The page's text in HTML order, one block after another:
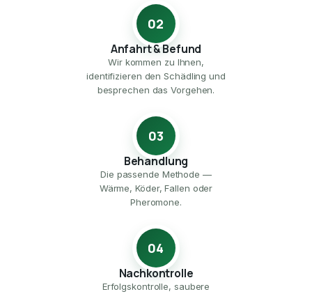
02
Anfahrt & Befund
Wir kommen zu Ihnen,
identifizieren den Schädling und
besprechen das Vorgehen.
03
Behandlung
Die passende Methode —
Wärme, Köder, Fallen oder
Pheromone.
04
Nachkontrolle
Erfolgskontrolle, saubere